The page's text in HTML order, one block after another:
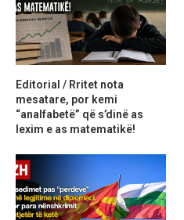
Editorial / Rritet nota
mesatare, por kemi
“analfabetë” që s’dinë as
lexim e as matematikë!